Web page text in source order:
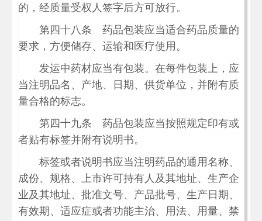
的，经质量受权人签字后方可放行。
第四十八条 药品包装应当适合药品质量的
要求，方便储存、运输和医疗使用。
发运中药材应当有包装。在每件包装上，应
当注明品名、产地、日期、供货单位，并附有质
量合格的标志。
第四十九条 药品包装应当按照规定印有或
者贴有标签并附有说明书。
标签或者说明书应当注明药品的通用名称、
成份、规格、上市许可持有人及其地址、生产企
业及其地址、批准文号、产品批号、生产日期、
有效期、适应症或者功能主治、用法、用量、禁